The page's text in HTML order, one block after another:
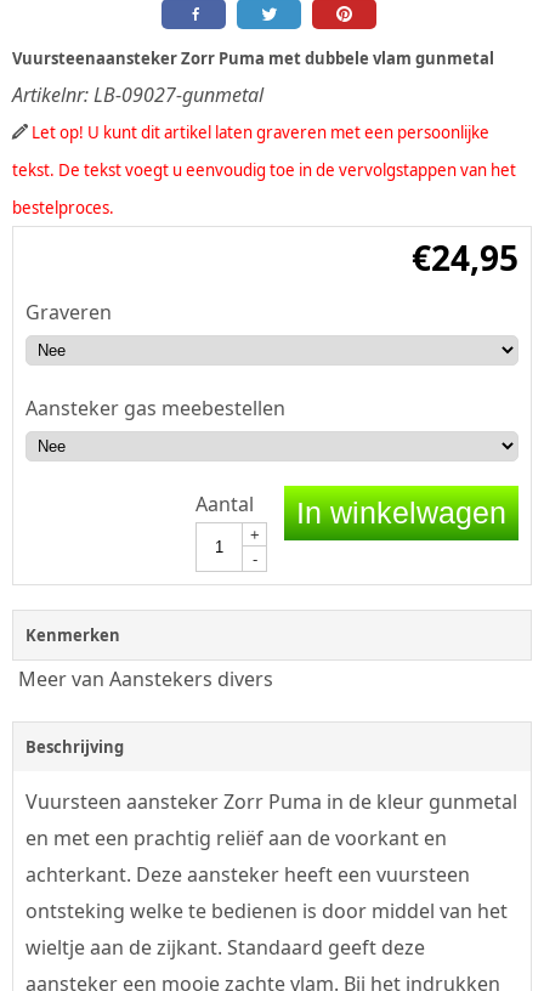
Vuursteenaansteker Zorr Puma met dubbele vlam gunmetal
Artikelnr:LB-09027-gunmetal
Let op! U kunt dit artikel laten graveren met een persoonlijke
tekst. De tekst voegt u eenvoudig toe in de vervolgstappen van het
bestelproces.
€24,95
Graveren
Aansteker gas meebestellen
Aantal
+
-
In winkelwagen
Kenmerken
Meer van Aanstekers divers
Beschrijving
Vuursteen aansteker Zorr Puma in de kleur gunmetal
en met een prachtig reliëf aan de voorkant en
achterkant. Deze aansteker heeft een vuursteen
ontsteking welke te bedienen is door middel van het
wieltje aan de zijkant. Standaard geeft deze
aansteker een mooie zachte vlam. Bij het indrukken